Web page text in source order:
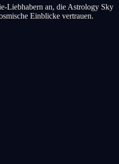
Liebhabern an, die Astrology Sky
Einblicke vertrauen.